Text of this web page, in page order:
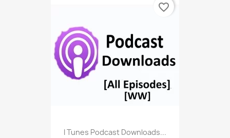
I Tunes Podcast Downloads...
favorite_border